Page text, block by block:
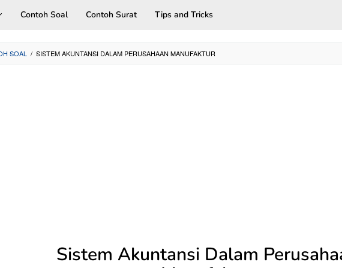
Contoh Soal Contoh Surat Tips and Tricks
SOAL / SISTEM AKUNTANSI DALAM PERUSAHAAN MANUFAKTUR
Sistem Akuntansi Dalam